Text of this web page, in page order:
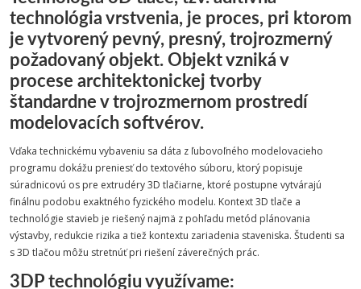
technológia vrstvenia, je proces, pri ktorom
je vytvorený pevný, presný, trojrozmerný
požadovaný objekt. Objekt vzniká v
procese architektonickej tvorby
štandardne v trojrozmernom prostredí
modelovacích softvérov.
Vďaka technickému vybaveniu sa dáta z ľubovoľného modelovacieho
programu dokážu preniesť do textového súboru, ktorý popisuje
súradnicovú os pre extrudéry 3D tlačiarne, ktoré postupne vytvárajú
finálnu podobu exaktného fyzického modelu. Kontext 3D tlače a
technológie stavieb je riešený najmä z pohľadu metód plánovania
výstavby, redukcie rizika a tiež kontextu zariadenia staveniska. Študenti sa
s 3D tlačou môžu stretnúť pri riešení záverečných prác.
3DPtechnológiu využívame: